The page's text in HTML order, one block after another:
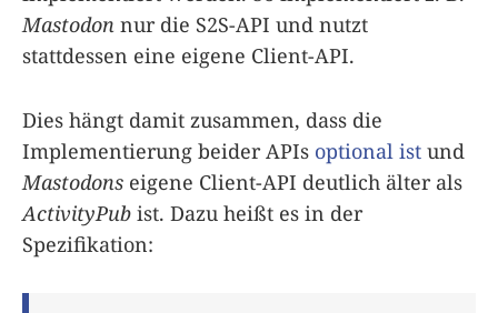
Mastodon nur die S2S-API und nutzt
stattdessen eine eigene Client-API.
Dies hängt damit zusammen, dass die
Implementierung beider APIs optional ist und
Mastodons eigene Client-API deutlich älter als
ActivityPub ist. Dazu heißt es in der
Spezifikation: